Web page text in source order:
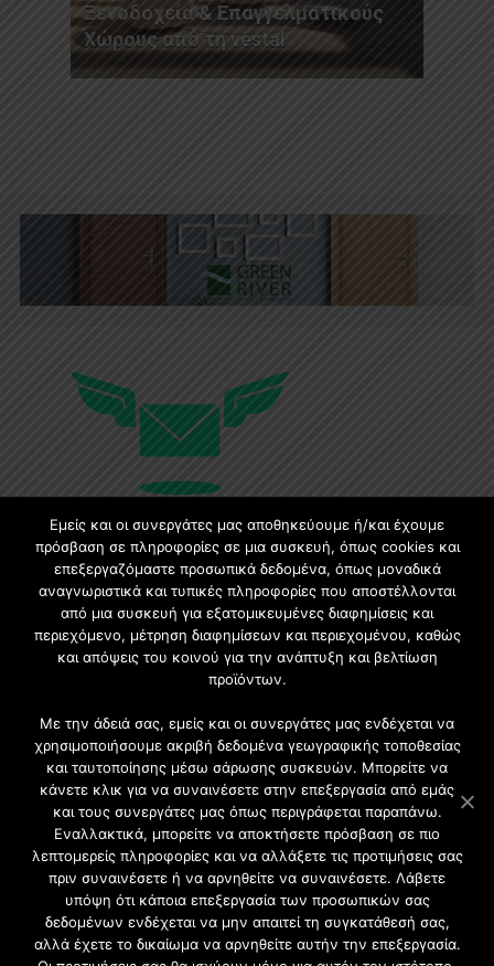
Ξενοδοχεία & Επαγγελματικούς
Χώρους από τη vestal
Εγγραφή στο Newsletter
Γίνετε μέλος της μεγαλύτερης διαδικτυακής κοινότητας, ειδικά
για αρχιτέκτονες, σχεδιαστές και λάτρεις της κατασκευής και του
2021 CFW - All Rights Reserved
Επιχειρήσεις |
Εμείς και οι συνεργάτες μας αποθηκεύουμε ή/και έχουμε
πρόσβαση σε πληροφορίες σε μια συσκευή, όπως cookies και
επεξεργαζόμαστε προσωπικά δεδομένα, όπως μοναδικά
αναγνωριστικά και τυπικές πληροφορίες που αποστέλλονται
από μια συσκευή για εξατομικευμένες διαφημίσεις και
περιεχόμενο, μέτρηση διαφημίσεων και περιεχομένου, καθώς
και απόψεις του κοινού για την ανάπτυξη και βελτίωση
προϊόντων.
Με την άδειά σας, εμείς και οι συνεργάτες μας ενδέχεται να
χρησιμοποιήσουμε ακριβή δεδομένα γεωγραφικής τοποθεσίας
και ταυτοποίησης μέσω σάρωσης συσκευών. Μπορείτε να
κάνετε κλικ για να συναινέσετε στην επεξεργασία από εμάς
και τους συνεργάτες μας όπως περιγράφεται παραπάνω.
Εναλλακτικά, μπορείτε να αποκτήσετε πρόσβαση σε πιο
λεπτομερείς πληροφορίες και να αλλάξετε τις προτιμήσεις σας
πριν συναινέσετε ή να αρνηθείτε να συναινέσετε. Λάβετε
υπόψη ότι κάποια επεξεργασία των προσωπικών σας
δεδομένων ενδέχεται να μην απαιτεί τη συγκατάθεσή σας,
αλλά έχετε το δικαίωμα να αρνηθείτε αυτήν την επεξεργασία.